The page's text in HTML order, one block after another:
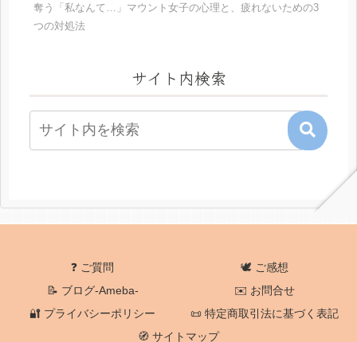
奪う「私なんて…」マウント女子の心理と、疲れないための3
つの対処法
サイト内検索
❓ ご質問
🕊️ ご感想
📝 ブログ-Ameba-
✉️ お問合せ
🔐 プライバシーポリシー
📜 特定商取引法に基づく表記
🧭 サイトマップ